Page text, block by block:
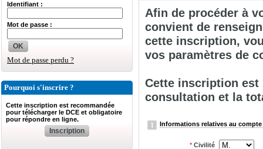
Identifiant :
Mot de passe :
OK
Mot de passe perdu ?
Pourquoi s'inscrire ?
Cette inscription est recommandée
pour télécharger le DCE et obligatoire
pour répondre en ligne.
Inscription
Afin de procéder à
convient de
cette inscription,
vos paramètres de
Cette inscription est
consultation et la
Informations relatives au
* Civilité